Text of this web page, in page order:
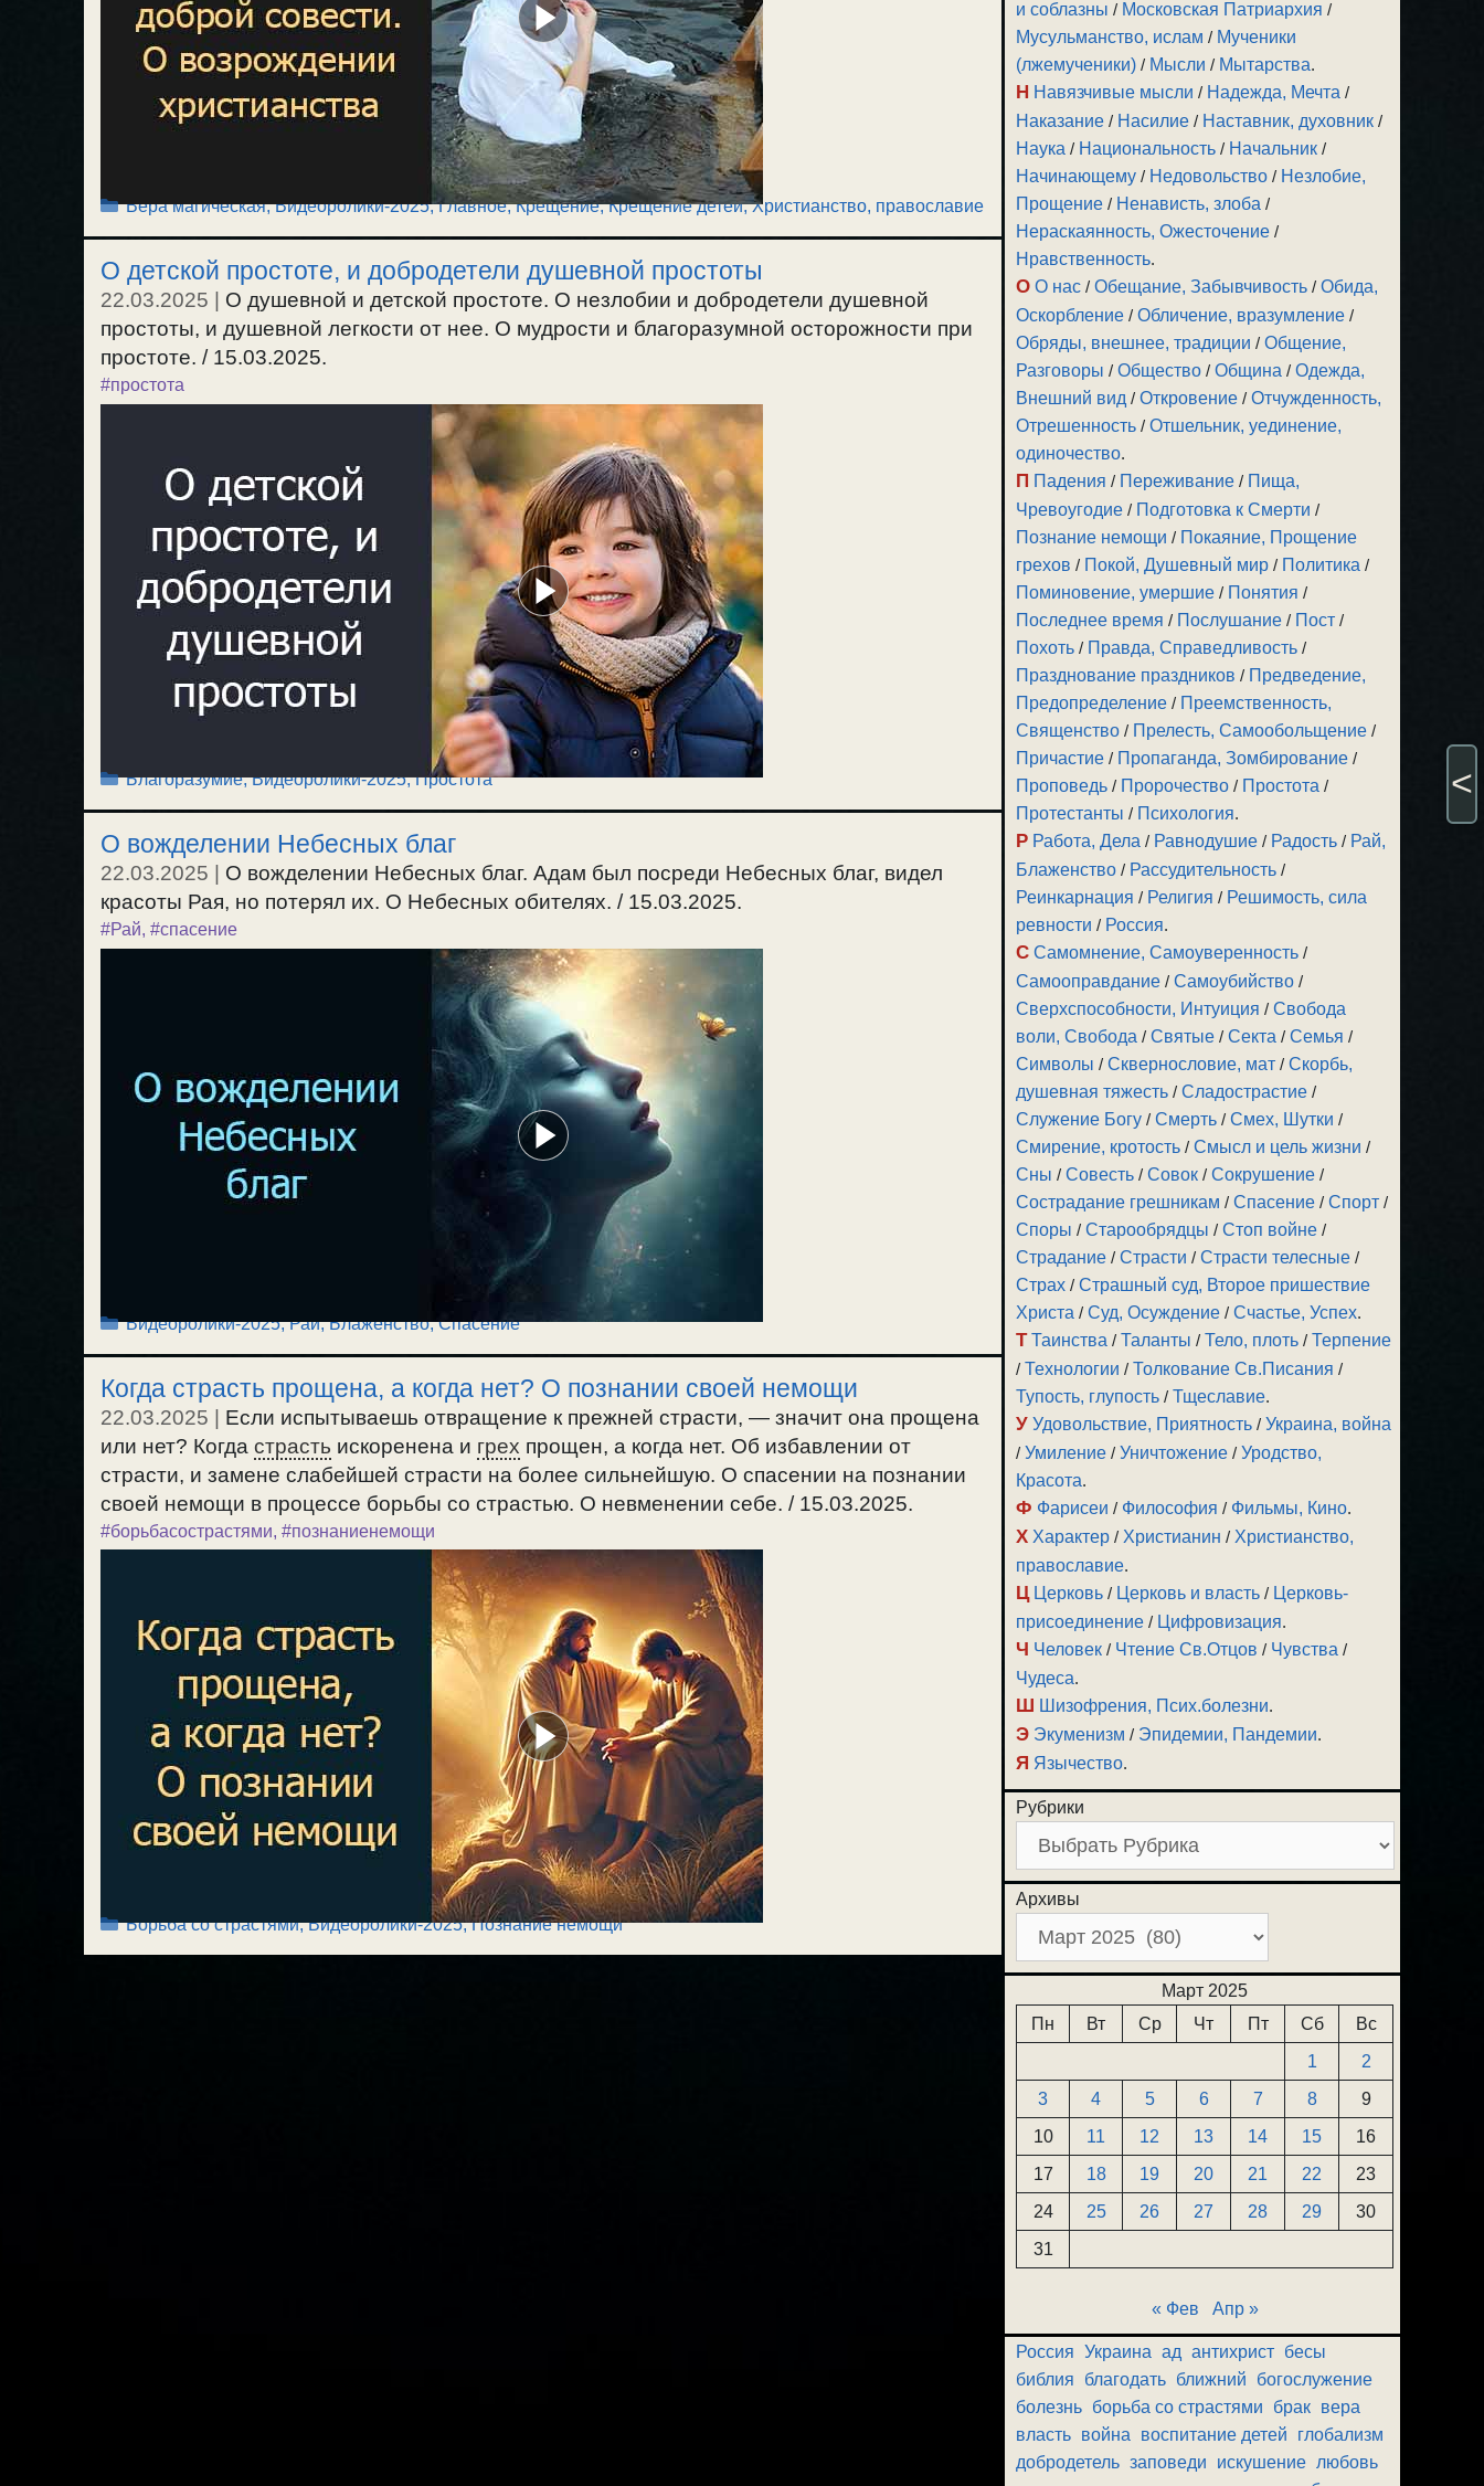
Рубрики
Вера магическая,Видеоролики-2025,Главное,Крещение,Крещение детей,Христианство, православие
О детской простоте, и добродетели душевной простоты
22.03.2025
О душевной и детской простоте. О незлобии и добродетели душевной
простоты, и душевной легкости от нее. О мудрости и благоразумной осторожности при
простоте. / 15.03.2025.
#простота
Рубрики
Благоразумие,Видеоролики-2025,Простота
О вожделении Небесных благ
22.03.2025
О вожделении Небесных благ. Адам был посреди Небесных благ, видел
красоты Рая, но потерял их. О Небесных обителях. / 15.03.2025.
#Рай, #спасение
Рубрики
Видеоролики-2025,Рай, Блаженство,Спасение
Когда страсть прощена, а когда нет? О познании своей немощи
22.03.2025 | Если испытываешь отвращение к прежней страсти, — значит она прощена
или нет? Когда страсть искоренена и грех прощен, а когда нет. Об избавлении от
страсти, и замене слабейшей страсти на более сильнейшую. О спасении на познании
своей немощи в процессе борьбы со страстью. О невменении себе. / 15.03.2025.
#борьбасострастями, #познаниенемощи
Рубрики
Борьба со страстями,Видеоролики-2025,Познание немощи
и соблазны / Московская Патриархия /
Мусульманство, ислам / Мученики
(лжемученики) / Мысли / Мытарства.
Н Навязчивые мысли / Надежда, Мечта /
Наказание / Насилие / Наставник, духовник /
Наука / Национальность / Начальник /
Начинающему / Недовольство / Незлобие,
Прощение / Ненависть, злоба /
Нераскаянность, Ожесточение /
Нравственность.
О О нас /Обещание, Забывчивость /Обида,
Оскорбление /Обличение, вразумление /
Обряды, внешнее, традиции /Общение,
Разговоры /Общество /Община /Одежда,
Внешний вид /Откровение /Отчужденность,
Отрешенность /Отшельник, уединение,
одиночество.
П Падения / Переживание / Пища,
Чревоугодие / Подготовка к Смерти /
Познание немощи / Покаяние, Прощение
грехов / Покой, Душевный мир / Политика /
Поминовение, умершие / Понятия /
Последнее время / Послушание / Пост /
Похоть / Правда, Справедливость /
Празднование праздников / Предведение,
Предопределение / Преемственность,
Священство / Прелесть, Самообольщение /
Причастие / Пропаганда, Зомбирование /
Проповедь / Пророчество / Простота /
Протестанты / Психология.
Р Работа, Дела / Равнодушие / Радость / Рай,
Блаженство / Рассудительность /
Реинкарнация / Религия / Решимость, сила
ревности / Россия.
С Самомнение, Самоуверенность /
Самооправдание /Самоубийство /
Сверхспособности, Интуиция /Свобода
воли, Свобода /Святые /Секта /Семья /
Символы /Сквернословие, мат /Скорбь,
душевная тяжесть /Сладострастие /
Служение Богу /Смерть /Смех, Шутки /
Смирение, кротость /Смысл и цель жизни /
Сны /Совесть /Совок /Сокрушение /
Сострадание грешникам /Спасение /Спорт /
Споры /Старообрядцы /Стоп войне /
Страдание /Страсти /Страсти телесные /
Страх /Страшный суд, Второе пришествие
Христа /Суд, Осуждение /Счастье, Успех.
Т Таинства /Таланты /Тело, плоть /Терпение
/Технологии /Толкование Св.Писания /
Тупость, глупость /Тщеславие.
У Удовольствие, Приятность /Украина, война
/Умиление /Уничтожение /Уродство,
Красота.
Ф Фарисеи / Философия / Фильмы, Кино.
Х Характер / Христианин / Христианство,
православие.
Ц Церковь / Церковь и власть / Церковь-
присоединение / Цифровизация.
Ч Человек / Чтение Св.Отцов / Чувства /
Чудеса.
Ш Шизофрения, Псих.болезни.
Э Экуменизм / Эпидемии, Пандемии.
Я Язычество.
Рубрики
Архивы
Март 2025
Пн
Вт Ср Чт Пт Сб
Вс
1
2
3
4 5 6 7 8
9
10
11 12 13 14 15
16
17
18 19 20 21 22
23
24
25 26 27 28 29
30
31
« Фев Апр »
Россия Украина ад антихрист бесы
библия
благодать ближний
богослужение
болезнь борьба со страстями брак вера
власть война воспитание детей
глобализм
добродетель заповеди искушение любовь
<